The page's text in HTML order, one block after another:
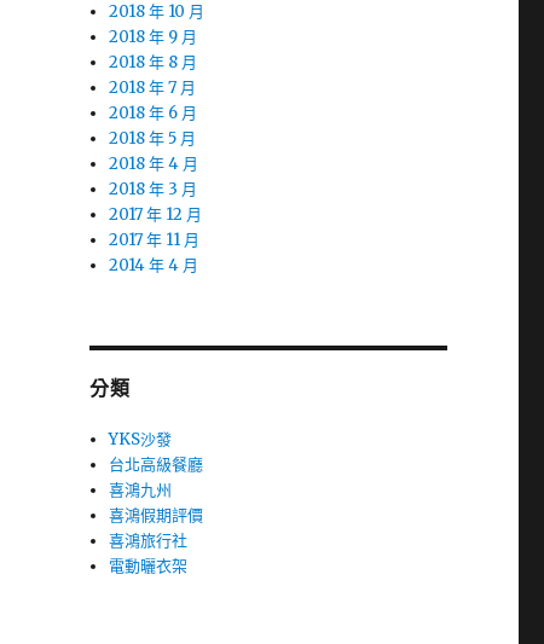
2018 年 10 月
2018 年 9 月
2018 年 8 月
2018 年 7 月
2018 年 6 月
2018 年 5 月
2018 年 4 月
2018 年 3 月
2017 年 12 月
2017 年 11 月
2014 年 4 月
分類
YKS沙發
台北高級餐廳
喜鴻九州
喜鴻假期評價
喜鴻旅行社
電動曬衣架